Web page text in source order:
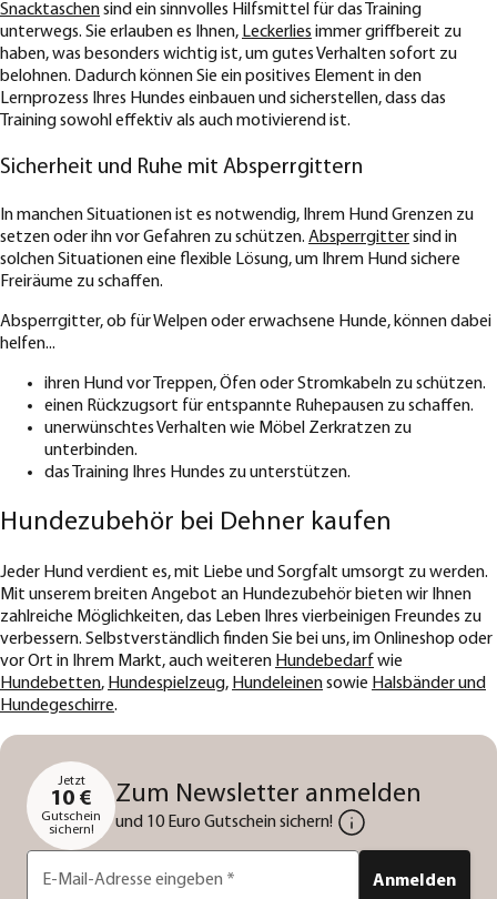
Snacktaschensind ein sinnvolles Hilfsmittel für das Training
unterwegs. Sie erlauben es Ihnen, Leckerlies immer griffbereit zu
haben, was besonders wichtig ist, um gutes Verhalten sofort zu
belohnen. Dadurch können Sie ein positives Element in den
Lernprozess Ihres Hundes einbauen und sicherstellen, dass das
Training sowohl effektiv als auch motivierend ist.
Sicherheit und Ruhe mit Absperrgittern
In manchen Situationen ist es notwendig, Ihrem Hund Grenzen zu
setzen oder ihn vor Gefahren zu schützen. Absperrgittersind in
solchen Situationen eine flexible Lösung, um Ihrem Hund sichere
Freiräume zu schaffen.
Absperrgitter, ob für Welpen oder erwachsene Hunde, können dabei
helfen...
ihren Hund vor Treppen, Öfen oder Stromkabeln zu schützen.
einen Rückzugsort für entspannte Ruhepausen zu schaffen.
unerwünschtes Verhalten wie Möbel Zerkratzen zu
unterbinden.
das Training Ihres Hundes zu unterstützen.
Hundezubehör bei Dehner kaufen
Jeder Hund verdient es, mit Liebe und Sorgfalt umsorgt zu werden.
Mit unserem breiten Angebot an Hundezubehör bieten wir Ihnen
zahlreiche Möglichkeiten, das Leben Ihres vierbeinigen Freundes zu
verbessern. Selbstverständlich finden Sie bei uns, im Onlineshop oder
vor Ort in Ihrem Markt, auch weiteren Hundebedarf wie
Hundebetten, Hundespielzeug, Hundeleinensowie Halsbänder und
Hundegeschirre.
Jetzt
10 €
Gutschein
sichern!
Zum Newsletter anmelden
und 10 Euro Gutschein sichern!
E-Mail-Adresse eingeben * Anmelden